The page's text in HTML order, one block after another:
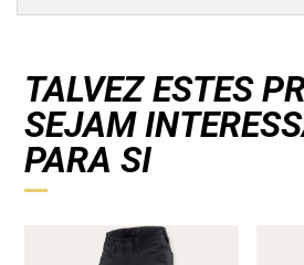
TALVEZ ESTES
SEJAM
PARA SI